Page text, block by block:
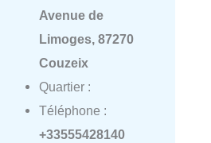
Avenue de
Limoges, 87270
Couzeix
Quartier :
Téléphone :
+33555428140